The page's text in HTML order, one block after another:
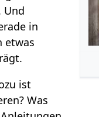
Und
in
etwas
ist
Was